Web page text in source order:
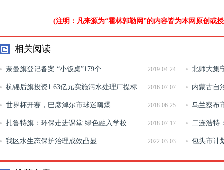
(注明：凡来源为“霍林郭勒网”的内容皆为本网原创或
相关阅读
2019-04-24
奈曼旗登记备案 “小饭桌”179个 北师大集
2016-07-07
杭锦后旗投资1.63亿元实施污水处理厂提标
改扩建工程
内蒙古自
区“智慧广
2018-06-25
世界杯开赛，巴彦淖尔市球迷嗨爆 乌兰察布
2018-07-17
扎鲁特旗：环保走进课堂 绿色融入学校 二连浩特
2022-03-03
我区水生态保护治理成效凸显 包头市计